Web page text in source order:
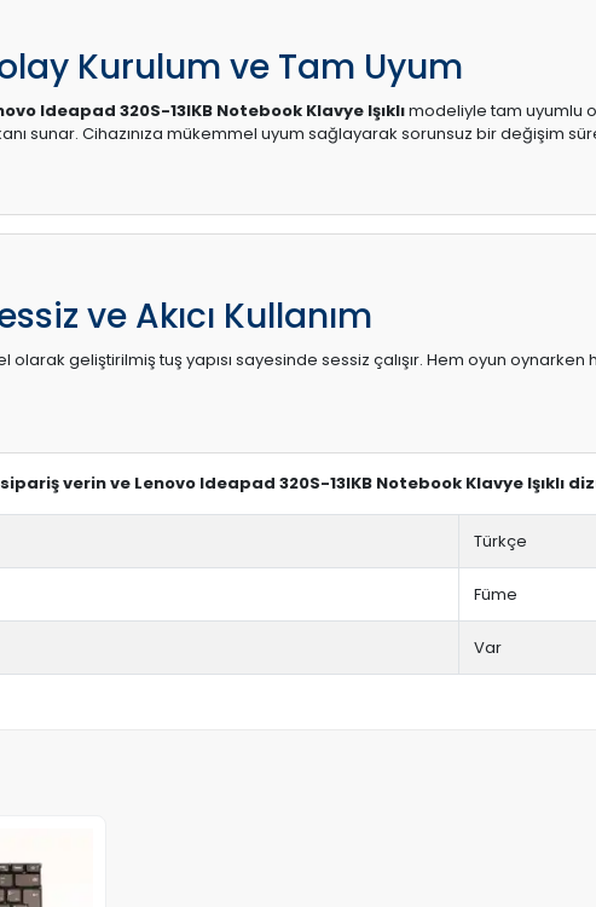
Kurulum ve Tam Uyum
Ideapad 320S-13IKB Notebook Klavye Işıklımodeliyle tam uyumlu
sunar. Cihazınıza mükemmel uyum sağlayarak sorunsuz bir değişim
ve Akıcı Kullanım
olarak geliştirilmiş tuş yapısı sayesinde sessiz çalışır. Hem oyun
verin ve Lenovo Ideapad 320S-13IKB Notebook Klavye Işıklı
Türkçe
Füme
Var